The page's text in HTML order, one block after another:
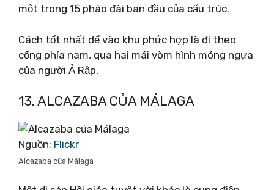
một trong 15 pháo đài ban đầu của cấu trúc.
Cách tốt nhất để vào khu phức hợp là đi theo
cổng phía nam, qua hai mái vòm hình móng ngựa
của người Ả Rập.
13. ALCAZABA CỦA MÁLAGA
Nguồn: Flickr
Alcazaba của Málaga